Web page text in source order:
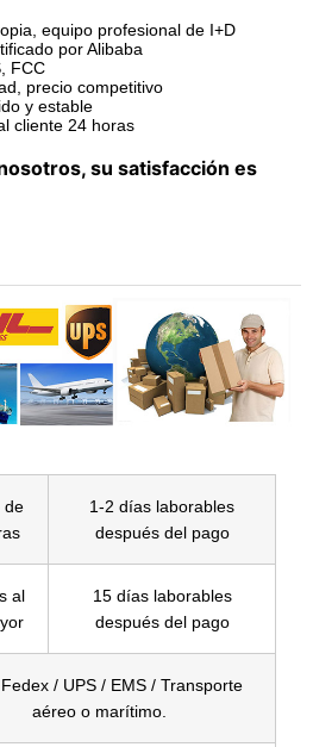
equipo profesional de I+D
por Alibaba
FCC
precio competitivo
y estable
cliente 24 horas
su satisfacción es
de
1-2 días laborables
después del pago
al
15 días laborables
después del pago
/ UPS / EMS / Transporte
aéreo o marítimo.